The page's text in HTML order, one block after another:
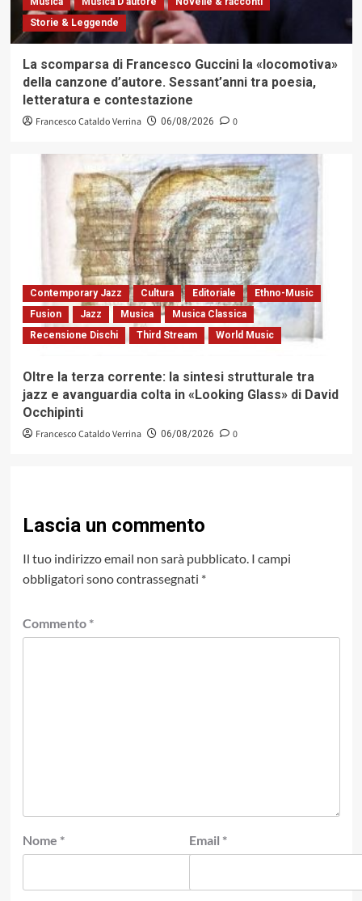
Storie & Leggende
La scomparsa di Francesco Guccini la «locomotiva»
della canzone d’autore. Sessant’anni tra poesia,
letteratura e contestazione
Francesco Cataldo Verrina 06/08/2026 0
Contemporary Jazz Cultura Editoriale
Ethno-Music
Fusion
Jazz Musica
Musica Classica
Recensione Dischi
Third Stream World Music
Oltre la terza corrente: la sintesi strutturale tra
jazz e avanguardia colta in «Looking Glass» di David
Occhipinti
Francesco Cataldo Verrina 06/08/2026 0
Lascia un commento
Il tuo indirizzo email non sarà pubblicato. I campi
obbligatori sono contrassegnati *
Commento *
Nome * Email *